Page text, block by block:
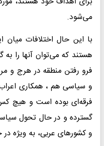
می‌شود.
با این حال اختلافات میان
هستند که می‌توان آنها را
فرو رفتن منطقه در هرج و
و سیاسی هم ، همکاری اعراب
فرقه‌ای بوده است و هیچ
گسترده و در حال تحول
و کشورهای عربی، به ویژه در